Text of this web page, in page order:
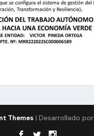
Themes | Desarrollado por